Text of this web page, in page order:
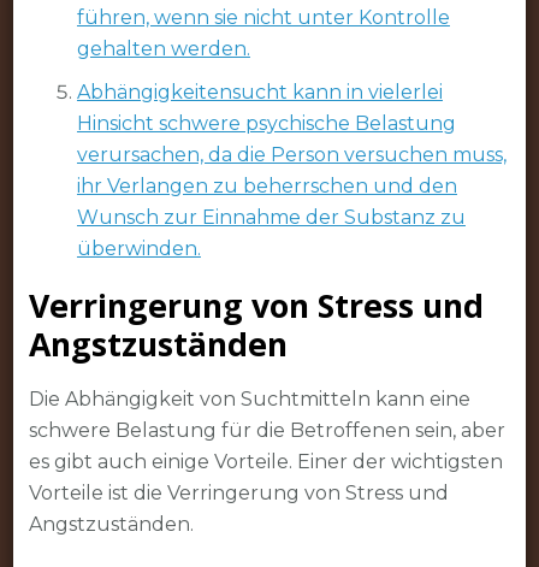
führen, wenn sie nicht unter Kontrolle
gehalten werden.
Abhängigkeitensucht kann in vielerlei
Hinsicht schwere psychische Belastung
verursachen, da die Person versuchen muss,
ihr Verlangen zu beherrschen und den
Wunsch zur Einnahme der Substanz zu
überwinden.
Verringerung von Stress und
Angstzuständen
Die Abhängigkeit von Suchtmitteln kann eine
schwere Belastung für die Betroffenen sein, aber
es gibt auch einige Vorteile. Einer der wichtigsten
Vorteile ist die Verringerung von Stress und
Angstzuständen.